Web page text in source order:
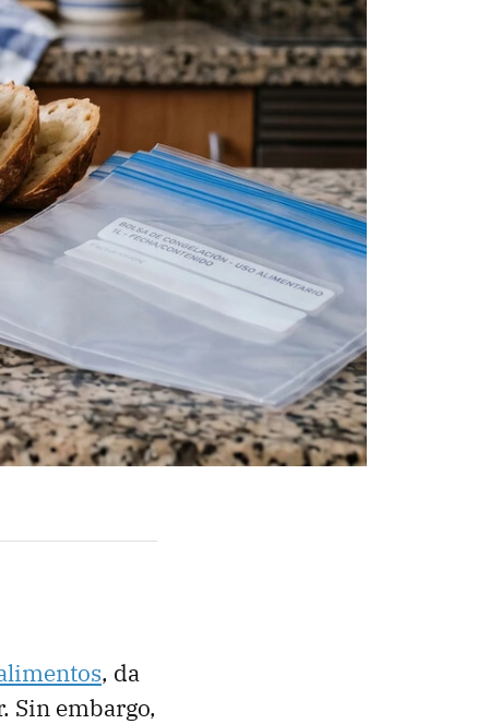
, da
Sin embargo,